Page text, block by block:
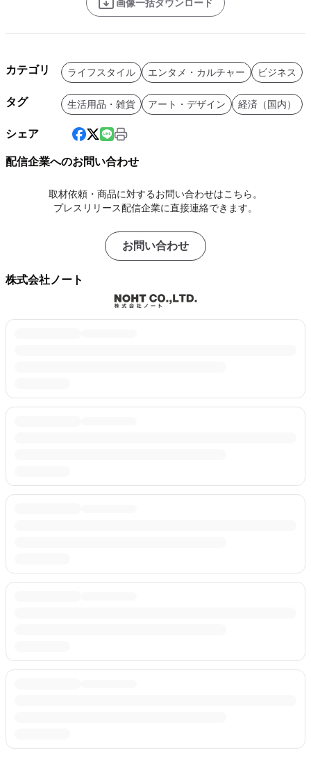
画像一括ダウンロード
カテゴリ ライフスタイル エンタメ・カルチャー ビジネス
タグ 生活用品・雑貨 アート・デザイン 経済（国内）
シェア
配信企業へのお問い合わせ
取材依頼・商品に対するお問い合わせはこちら。
プレスリリース配信企業に直接連絡できます。
お問い合わせ
株式会社ノート